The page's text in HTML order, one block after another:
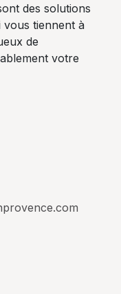
des solutions
tiennent à
de
votre